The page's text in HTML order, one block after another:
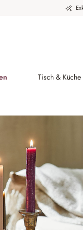
Tisch & Küche